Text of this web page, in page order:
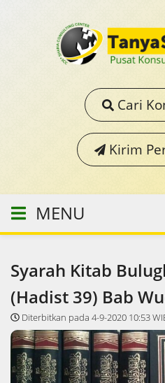
Cari
Kirim
MENU
Syarah Kitab
(Hadist 39) Bab
Diterbitkan pada 4-9-2020 10:53